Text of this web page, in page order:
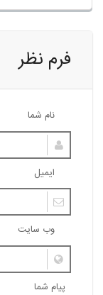
فرم نظر
نام شما
ایمیل
وب سایت
پیام شما